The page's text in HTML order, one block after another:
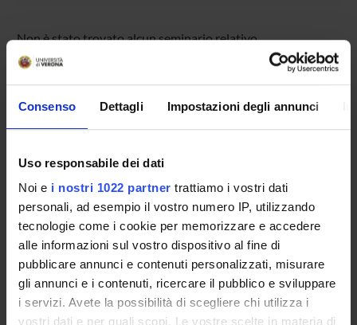
Consenso Dettagli Impostazioni degli annunci
Uso responsabile dei dati
Noi e i nostri 1022 partner trattiamo i vostri dati
personali, ad esempio il vostro numero IP, utilizzando
tecnologie come i cookie per memorizzare e accedere
alle informazioni sul vostro dispositivo al fine di
pubblicare annunci e contenuti personalizzati, misurare
gli annunci e i contenuti, ricercare il pubblico e sviluppare
i servizi. Avete la possibilità di scegliere chi utilizza i
vostri dati e per quali scopi. Le vostre scelte in materia di
Non è stato trovato alcun seminario relativo
all'insegnamento Storia del diritto medievale e moderno.
OFFERTA FORMATIVA
CORSI DI STUDIO
DOTTORATI DI RICERCA E FORMAZIONE
SUPERIORE
Contatti
Persone
Luoghi